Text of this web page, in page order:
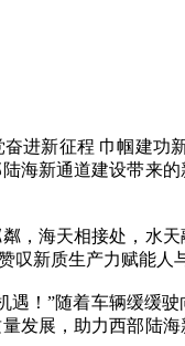
新征程 巾帼建功
海新通道建设带来
海天相接处，水天
新质生产力赋能人
！”随着车辆缓缓驶
发展，助力西部陆